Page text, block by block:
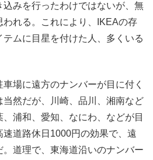
込みを行ったわけではないが、無
われる。これにより、IKEAの存
ムに目星を付けた人、多くいる
場に遠方のナンバーが目に付く
当然だが、川崎、品川、湘南など
浦和、愛知、なにわ、などが目
道路休日1000円の効果で、遠
道理で、東海道沿いのナンバー